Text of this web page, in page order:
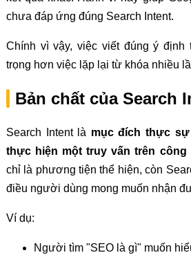
chưa đáp ứng đúng Search Intent.
Chính vì vậy, việc viết đúng ý định
trọng hơn việc lặp lại từ khóa nhiều
Bản chất của Search
Search Intent là mục đích thực
thực hiện một truy vấn trên công
chỉ là phương tiện thể hiện, còn
điều người dùng mong muốn nhận
Ví dụ:
Người tìm "SEO là gì" muốn